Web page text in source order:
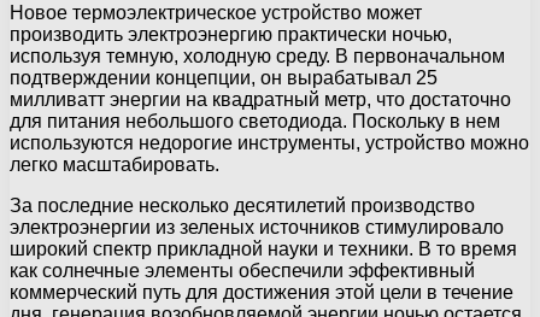
Новое термоэлектрическое устройство может
производить электроэнергию практически ночью,
используя темную, холодную среду. В первоначальном
подтверждении концепции, он вырабатывал 25
милливатт энергии на квадратный метр, что достаточно
для питания небольшого светодиода. Поскольку в нем
используются недорогие инструменты, устройство можно
легко масштабировать.
За последние несколько десятилетий производство
электроэнергии из зеленых источников стимулировало
широкий спектр прикладной науки и техники. В то время
как солнечные элементы обеспечили эффективный
коммерческий путь для достижения этой цели в течение